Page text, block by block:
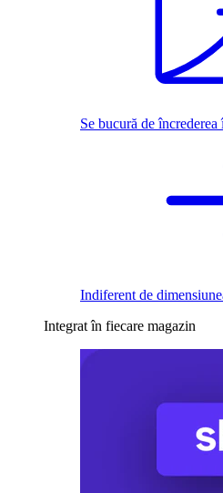
Se bucură de
Indiferent de
Integrat în fiecare magazin